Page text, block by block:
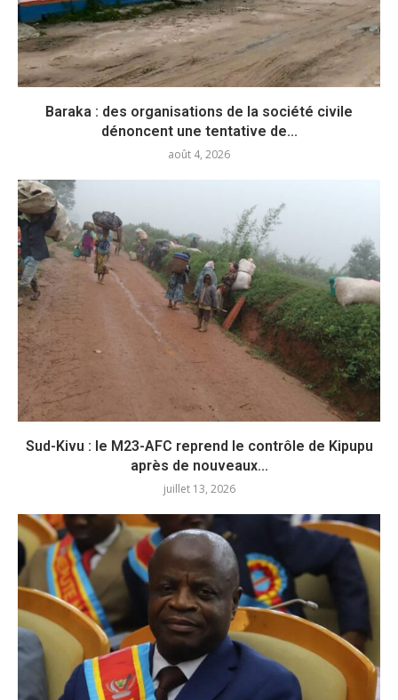
Baraka : des organisations de la société civile
dénoncent une tentative de...
août 4, 2026
Sud-Kivu : le M23-AFC reprend le contrôle de Kipupu
après de nouveaux...
juillet 13, 2026